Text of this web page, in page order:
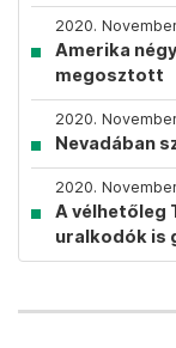
2020.
Amerika
megosztott
2020.
Nevadában
2020.
A vélhetőleg
uralkodók is